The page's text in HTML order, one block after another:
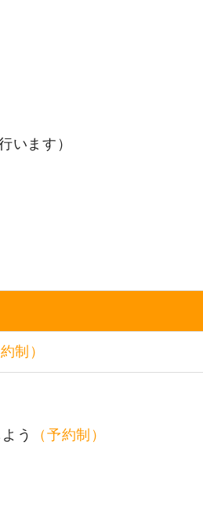
います）
制）
う
（予約制）